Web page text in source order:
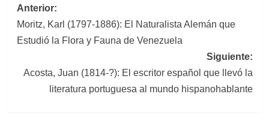
Navegación
de
entradas
Anterior:
Moritz, Karl (1797-1886): El Naturalista Alemán que
Estudió la Flora y Fauna de Venezuela
Siguiente:
Acosta, Juan (1814-?): El escritor español que llevó la
literatura portuguesa al mundo hispanohablante